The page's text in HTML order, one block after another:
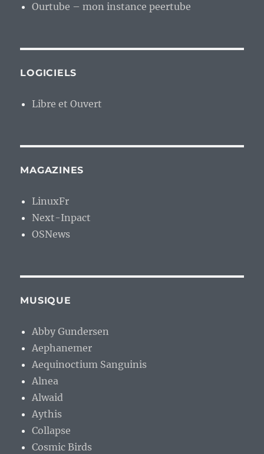
Ourtube – mon instance peertube
LOGICIELS
Libre et Ouvert
MAGAZINES
LinuxFr
Next-Inpact
OSNews
MUSIQUE
Abby Gundersen
Aephanemer
Aequinoctium Sanguinis
Alnea
Alwaid
Aythis
Collapse
Cosmic Birds